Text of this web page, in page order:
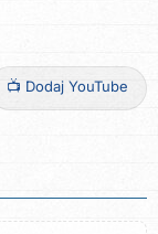
📺 Dodaj YouTube